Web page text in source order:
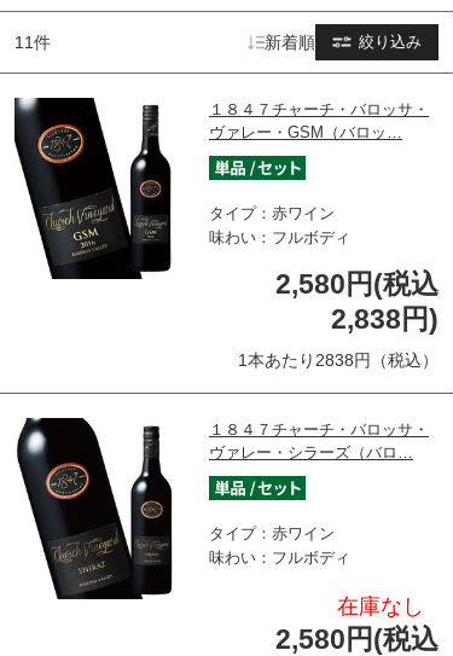
11件 絞り込み
新着順
１８４７チャーチ・バロッサ・
ヴァレー・GSM（バロッ…
タイプ：赤ワイン
味わい：フルボディ
2,580円(税込
2,838円)
1本あたり2838円（税込）
１８４７チャーチ・バロッサ・
ヴァレー・シラーズ（バロ…
タイプ：赤ワイン
味わい：フルボディ
在庫なし
2,580円(税込